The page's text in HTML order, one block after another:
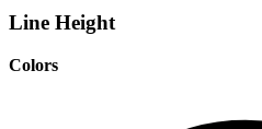
Line Height
Colors